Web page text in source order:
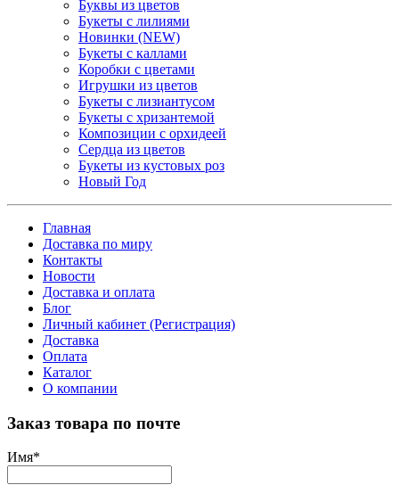
Буквы из цветов
Букеты с лилиями
Новинки (NEW)
Букеты с каллами
Коробки с цветами
Игрушки из цветов
Букеты с лизиантусом
Букеты с хризантемой
Композиции с орхидеей
Сердца из цветов
Букеты из кустовых роз
Новый Год
Главная
Доставка по миру
Контакты
Новости
Доставка и оплата
Блог
Личный кабинет (Регистрация)
Доставка
Оплата
Каталог
О компании
Заказ товара по почте
Имя*